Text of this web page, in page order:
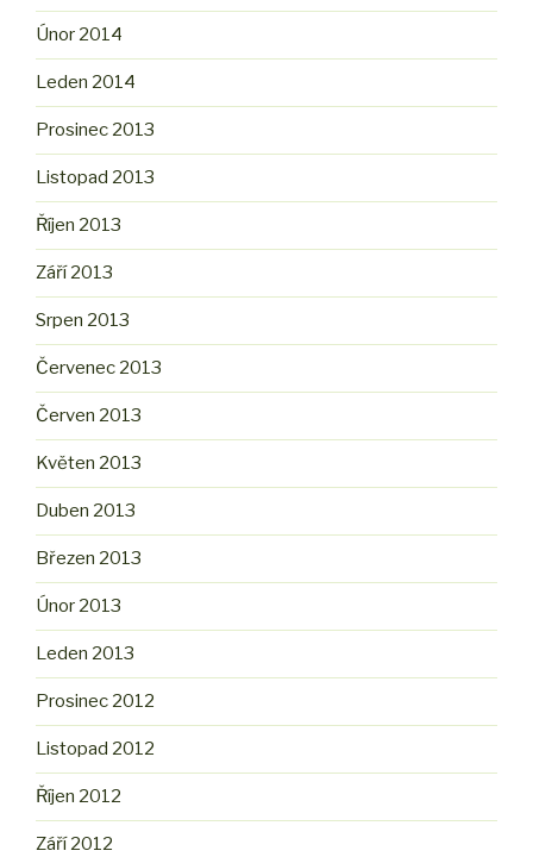
Únor 2014
Leden 2014
Prosinec 2013
Listopad 2013
Říjen 2013
Září 2013
Srpen 2013
Červenec 2013
Červen 2013
Květen 2013
Duben 2013
Březen 2013
Únor 2013
Leden 2013
Prosinec 2012
Listopad 2012
Říjen 2012
Září 2012